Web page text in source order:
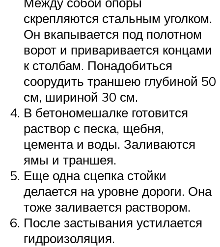
скрепляются стальным уголком.
Он вкапывается под полотном
ворот и приваривается концами
к столбам. Понадобиться
соорудить траншею глубиной 50
см, шириной 30 см.
В бетономешалке готовится
раствор с песка, щебня,
цемента и воды. Заливаются
ямы и траншея.
Еще одна сцепка стойки
делается на уровне дороги. Она
тоже заливается раствором.
После застывания устилается
гидроизоляция.